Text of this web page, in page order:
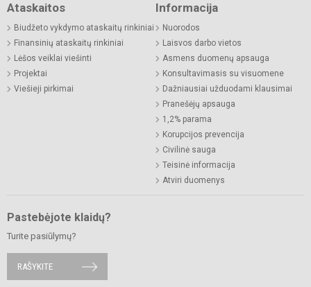
Ataskaitos
Biudžeto vykdymo ataskaitų rinkiniai
Finansinių ataskaitų rinkiniai
Lėšos veiklai viešinti
Projektai
Viešieji pirkimai
Informacija
Nuorodos
Laisvos darbo vietos
Asmens duomenų apsauga
Konsultavimasis su visuomene
Dažniausiai užduodami klausimai
Pranešėjų apsauga
1,2% parama
Korupcijos prevencija
Civilinė sauga
Teisinė informacija
Atviri duomenys
Pastebėjote klaidų?
Turite pasiūlymų?
RAŠYKITE